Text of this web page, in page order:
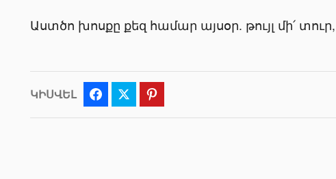
Աստծո խոսքը քեզ համար այսօր. թույլ մի՛
ԿԻՍՎԵԼ FacebookTwitter